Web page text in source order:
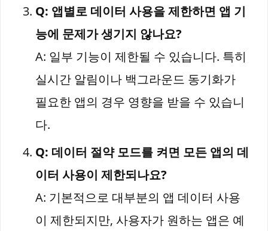
Q: 앱별로 데이터 사용을 제한하면 앱 기
능에 문제가 생기지 않나요?
A: 일부 기능이 제한될 수 있습니다. 특히
실시간 알림이나 백그라운드 동기화가
필요한 앱의 경우 영향을 받을 수 있습니
다.
Q: 데이터 절약 모드를 켜면 모든 앱의 데
이터 사용이 제한되나요?
A: 기본적으로 대부분의 앱 데이터 사용
이 제한되지만, 사용자가 원하는 앱은 예